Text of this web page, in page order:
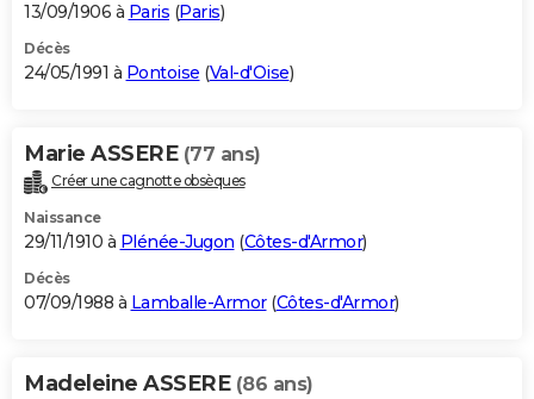
13/09/1906 à Paris (Paris)
Décès
24/05/1991 à Pontoise (Val-d'Oise)
Marie ASSERE (77 ans)
Créer une cagnotte obsèques
Naissance
29/11/1910 à Plénée-Jugon (Côtes-d'Armor)
Décès
07/09/1988 à Lamballe-Armor(Côtes-d'Armor)
Madeleine ASSERE (86 ans)